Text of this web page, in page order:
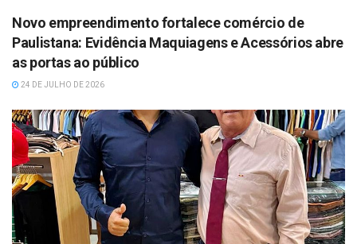
Novo empreendimento fortalece comércio de
Paulistana: Evidência Maquiagens e Acessórios abre
as portas ao público
24 DE JULHO DE 2026